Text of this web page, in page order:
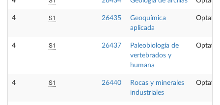
4 S1 26435
Geoquímica
aplicada
4 S1 26437
Paleobiología de
vertebrados y
humana
4 S1 26440
Rocas y minerales
industriales